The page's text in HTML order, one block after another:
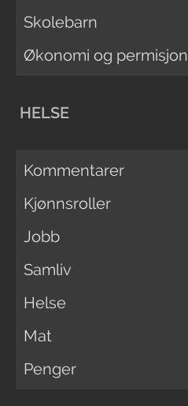
Skolebarn
Økonomi og permisjon
HELSE
Kommentarer
Kjønnsroller
Jobb
Samliv
Helse
Mat
Penger